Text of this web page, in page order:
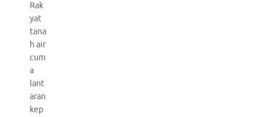
Rak
yat
tana
h air
cum
a
lant
aran
kep